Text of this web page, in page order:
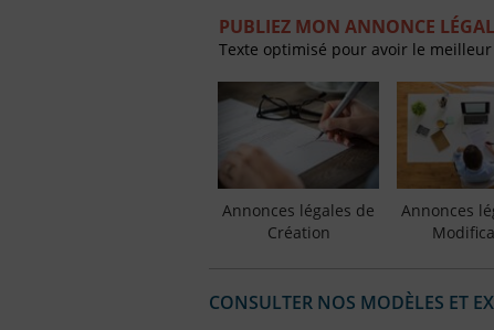
PUBLIEZ MON ANNONCE
Texte optimisé pour avoir le
Annonces légales de
Création
Annonces
CONSULTER NOS MODÈLES ET